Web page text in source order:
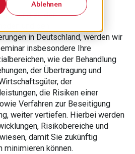
Ablehnen
zu den
in Deutschland, werden wir
insbesondere Ihre
wie der Behandlung
der Übertragung und
der
die Risiken einer
Verfahren zur Beseitigung
weiter vertiefen. Hierbei werden
Risikobereiche und
damit Sie zukünftig
minimieren können.